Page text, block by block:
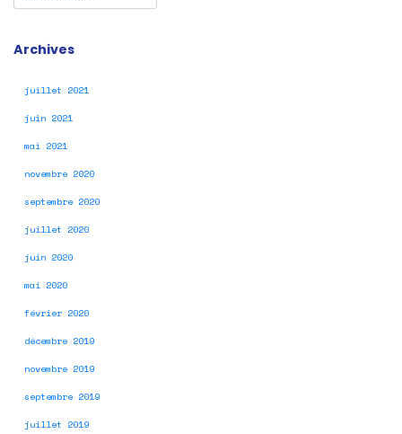
Archives
juillet 2021
juin 2021
mai 2021
novembre 2020
septembre 2020
juillet 2020
juin 2020
mai 2020
février 2020
décembre 2019
novembre 2019
septembre 2019
juillet 2019